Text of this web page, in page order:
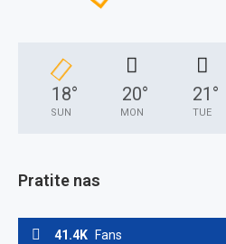
18°
SUN
20°
MON
21 °
TUE
Pratite nas
41.4K Fans